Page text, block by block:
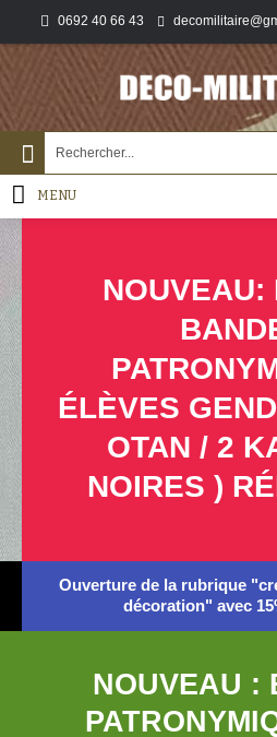
0692 40 66 43
MENU
NOUVEAU:
ÉLÈVES
OTAN / 2
NOIRES )
Ouverture de la rubrique
décoration" avec
NOUVEAU :